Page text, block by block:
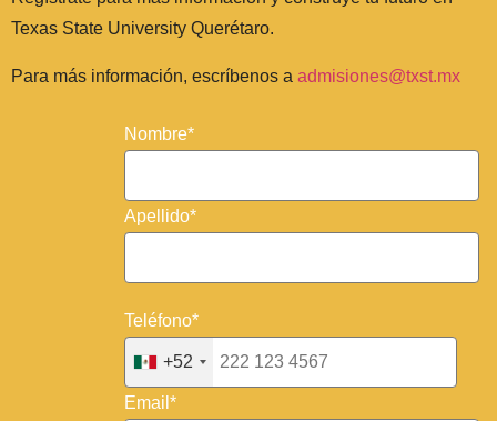
Texas State University Querétaro.
Para más información, escríbenos a admisiones@txst.mx
Nombre*
Apellido*
Teléfono*
+52
Email*